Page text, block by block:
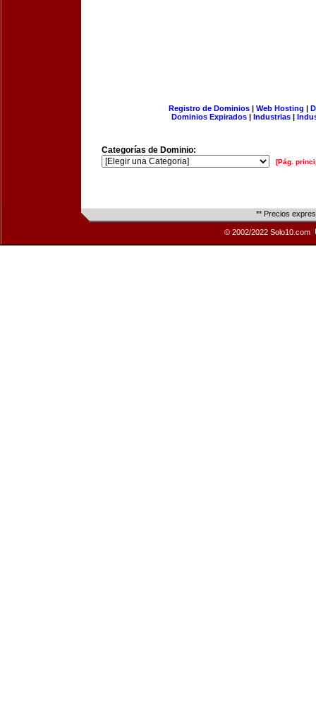
Registro de Dominios| Web Hosting |
Dominios Expirados | Industrias |
Categorías de Dominio:
[Pág.
** Precios
© 2002/2022 Solo10.com